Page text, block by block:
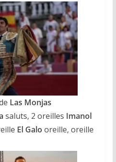
Las Monjas
saluts, 2 oreilles Imanol
El Galo oreille, oreille